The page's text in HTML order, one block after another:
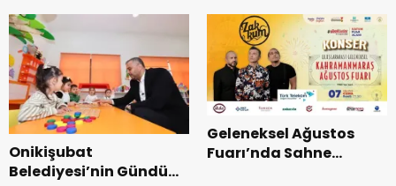
Onikişubat
Belediyesi’nin Gündüz
Geleneksel Ağustos
Fuarı’nda Sahne